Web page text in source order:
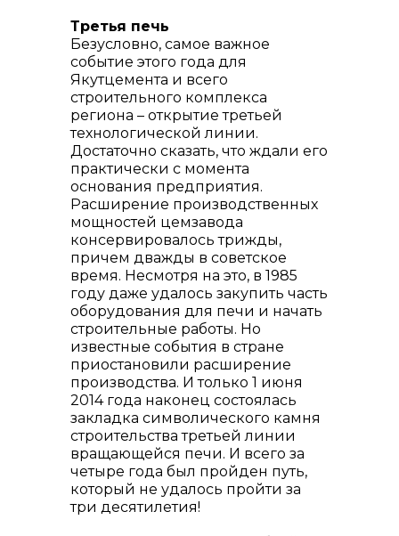
Контакты
+7 (423) 234 50 50
Третья печь
Безусловно, самое важное
событие этого года для
Якутцемента и всего
строительного комплекса
региона – открытие третьей
технологической линии.
Достаточно сказать, что ждали его
практически с момента
основания предприятия.
Расширение производственных
мощностей цемзавода
консервировалось трижды,
причем дважды в советское
время. Несмотря на это, в 1985
году даже удалось закупить часть
оборудования для печи и начать
строительные работы. Но
известные события в стране
приостановили расширение
производства. И только 1 июня
2014 года наконец состоялась
закладка символического камня
строительства третьей линии
вращающейся печи. И всего за
четыре года был пройден путь,
который не удалось пройти за
три десятилетия!